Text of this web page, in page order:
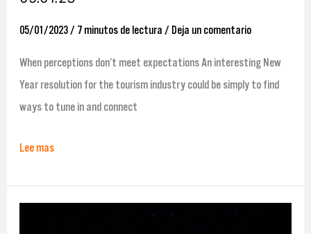
05/01/2023 / 7 minutos de lectura / Deja un comentario
When perceptions don’t meet expectations An interesting New
Year resolution for the tourism industry could be simply to find
ways to tune in and connect
Lee mas